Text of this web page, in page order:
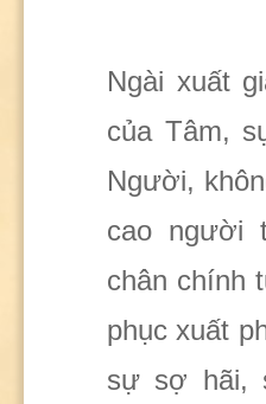
Ngài xuất
của Tâm,
Người,
cao người
chân chính
phục xuất
sự sợ hãi,